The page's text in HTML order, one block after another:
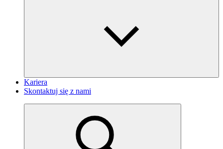
Kariera
Skontaktuj się z nami